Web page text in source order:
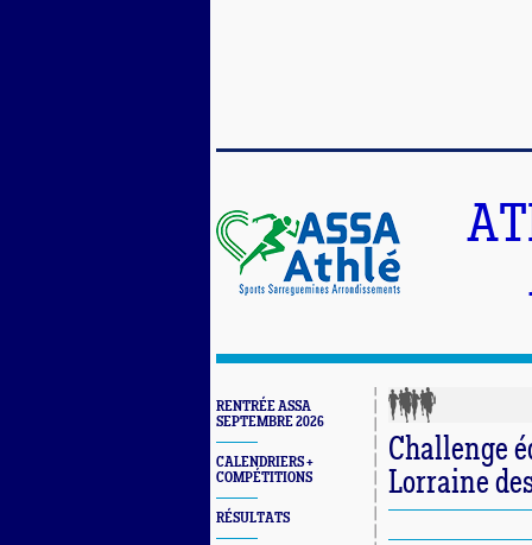
RENTRÉE ASSA
SEPTEMBRE 2026
CALENDRIERS +
COMPÉTITIONS
RÉSULTATS
Challenge
Lorraine